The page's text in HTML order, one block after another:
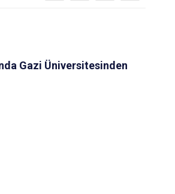
Gazi Üniversitesinden